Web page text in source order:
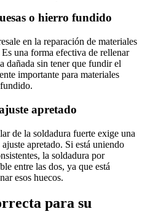
o hierro fundido
en la reparación de materiales
una forma efectiva de rellenar
dañada sin tener que fundir el
importante para materiales
apretado
de la soldadura fuerte exige una
apretado. Si está uniendo
la soldadura por
entre las dos, ya que está
esos huecos.
para su